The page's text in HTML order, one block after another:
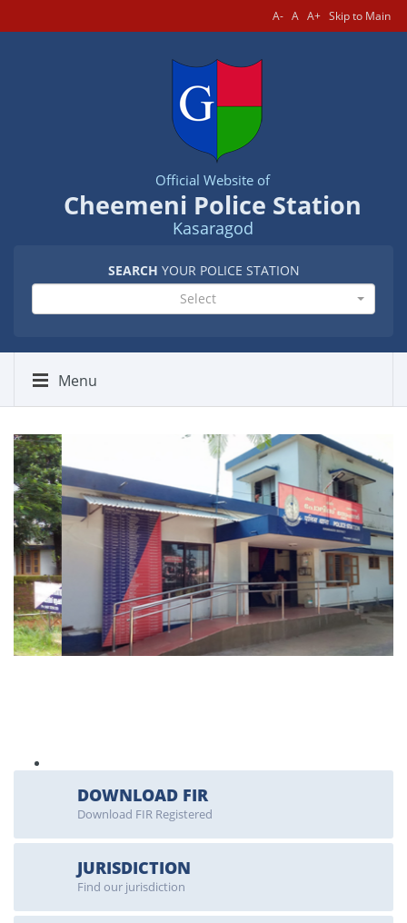
A- A A+ Skip to Main
Official Website of
Cheemeni Police Station
Kasaragod
SEARCH YOUR POLICE STATION
Select
Menu
DOWNLOAD FIR
Download FIR Registered
JURISDICTION
Find our jurisdiction